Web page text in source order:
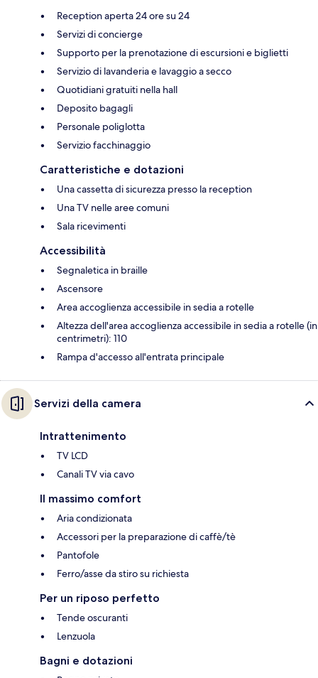
Reception aperta 24 ore su 24
Servizi di concierge
Supporto per la prenotazione di escursioni e biglietti
Servizio di lavanderia e lavaggio a secco
Quotidiani gratuiti nella hall
Deposito bagagli
Personale poliglotta
Servizio facchinaggio
Caratteristiche e dotazioni
Una cassetta di sicurezza presso la reception
Una TV nelle aree comuni
Sala ricevimenti
Accessibilità
Segnaletica in braille
Ascensore
Area accoglienza accessibile in sedia a rotelle
Altezza dell'area accoglienza accessibile in sedia a rotelle (in
centrimetri): 110
Rampa d'accesso all'entrata principale
Servizi della camera
Intrattenimento
TV LCD
Canali TV via cavo
Il massimo comfort
Aria condizionata
Accessori per la preparazione di caffè/tè
Pantofole
Ferro/asse da stiro su richiesta
Per un riposo perfetto
Tende oscuranti
Lenzuola
Bagni e dotazioni